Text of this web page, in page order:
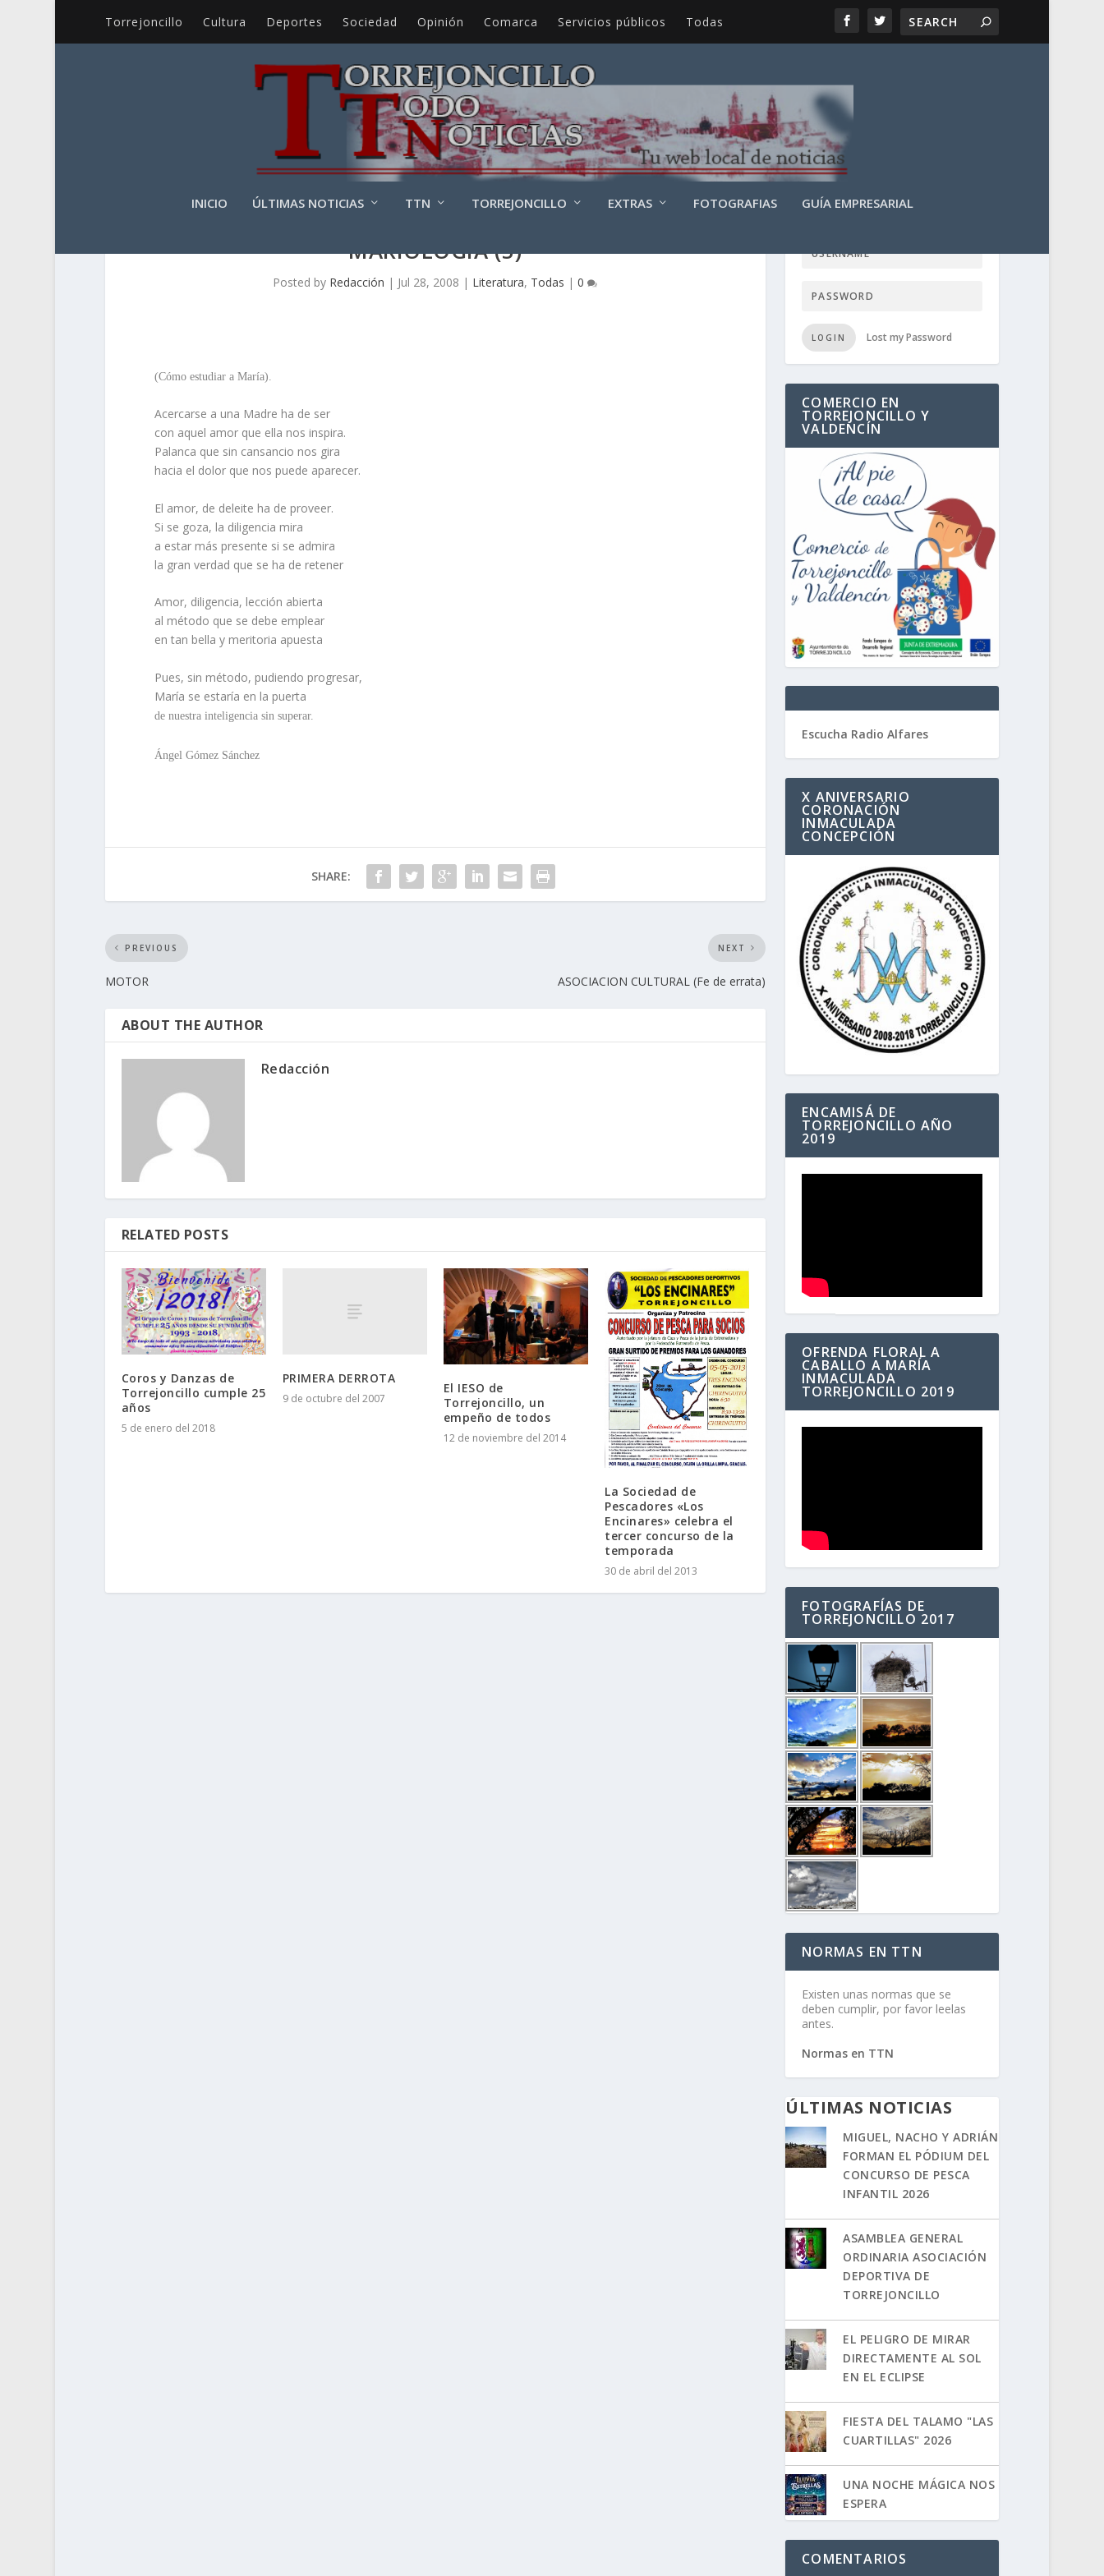
Torrejoncillo Cultura Deportes Sociedad Opinión Comarca Servicios públicos Todas
INICIO ÚLTIMAS NOTICIAS TTN TORREJONCILLO EXTRAS FOTOGRAFIAS GUÍA EMPRESARIAL
MARIOLOGÍA (5)
Posted by Redacción | Jul 28, 2008 | Literatura, Todas |0
(Cómo estudiar a María).
Acercarse a una Madre ha de ser
con aquel amor que ella nos inspira.
Palanca que sin cansancio nos gira
hacia el dolor que nos puede aparecer.
El amor, de deleite ha de proveer.
Si se goza, la diligencia mira
a estar más presente si se admira
la gran verdad que se ha de retener
Amor, diligencia, lección abierta
al método que se debe emplear
en tan bella y meritoria apuesta
Pues, sin método, pudiendo progresar,
María se estaría en la puerta
de nuestra inteligencia sin superar.
Ángel Gómez Sánchez
SHARE:
PREVIOUS
MOTOR
NEXT
ASOCIACION CULTURAL (Fe de errata)
ABOUT THE AUTHOR
Redacción
RELATED POSTS
Coros y Danzas de
Torrejoncillo cumple 25
años
5 de enero del 2018
PRIMERA DERROTA
9 de octubre del 2007
El IESO de
Torrejoncillo, un
empeño de todos
12 de noviembre del 2014
La Sociedad de
Pescadores «Los
Encinares» celebra el
tercer concurso de la
temporada
30 de abril del 2013
LOGIN USER TTN
LOGIN Lost my Password
COMERCIO EN
TORREJONCILLO Y
VALDENCÍN
Escucha Radio Alfares
X ANIVERSARIO
CORONACIÓN
INMACULADA
CONCEPCIÓN
ENCAMISÁ DE
TORREJONCILLO AÑO
2019
OFRENDA FLORAL A
CABALLO A MARÍA
INMACULADA
TORREJONCILLO 2019
FOTOGRAFÍAS DE
TORREJONCILLO 2017
NORMAS EN TTN
Existen unas normas que se
deben cumplir, por favor leelas
antes.
Normas en TTN
ÚLTIMAS NOTICIAS
MIGUEL, NACHO Y ADRIÁN
FORMAN EL PÓDIUM DEL
CONCURSO DE PESCA
INFANTIL 2026
ASAMBLEA GENERAL
ORDINARIA ASOCIACIÓN
DEPORTIVA DE
TORREJONCILLO
EL PELIGRO DE MIRAR
DIRECTAMENTE AL SOL
EN EL ECLIPSE
FIESTA DEL TALAMO "LAS
CUARTILLAS" 2026
UNA NOCHE MÁGICA NOS
ESPERA
COMENTARIOS